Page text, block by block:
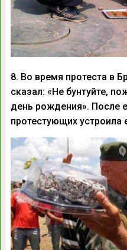
8. Во время протеста в
сказал: «Не бунтуйте,
день рождения». После
протестующих устроила